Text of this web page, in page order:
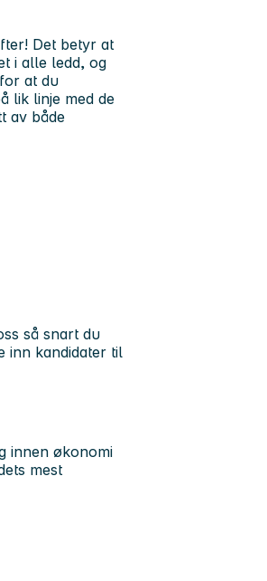
Det betyr at
i alle ledd, og
at du
lik linje med de
av både
så snart du
inn kandidater til
innen økonomi
mest